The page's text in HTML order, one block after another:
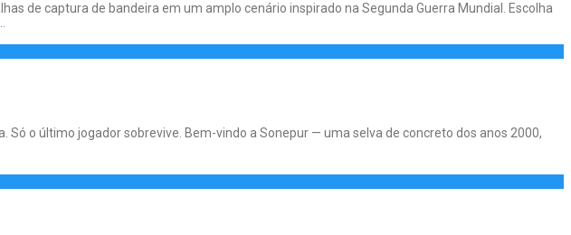
de captura de bandeira em um amplo cenário inspirado na Segunda Guerra Mundial. Escolha
Só o último jogador sobrevive. Bem-vindo a Sonepur — uma selva de concreto dos anos 2000,